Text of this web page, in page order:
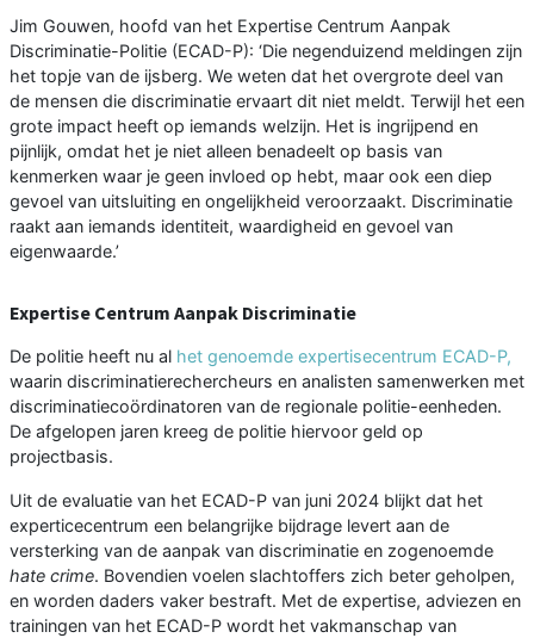
Jim Gouwen, hoofd van het Expertise Centrum Aanpak
Discriminatie-Politie (ECAD-P): ‘Die negenduizend meldingen zijn
het topje van de ijsberg. We weten dat het overgrote deel van
de mensen die discriminatie ervaart dit niet meldt. Terwijl het een
grote impact heeft op iemands welzijn. Het is ingrijpend en
pijnlijk, omdat het je niet alleen benadeelt op basis van
kenmerken waar je geen invloed op hebt, maar ook een diep
gevoel van uitsluiting en ongelijkheid veroorzaakt. Discriminatie
raakt aan iemands identiteit, waardigheid en gevoel van
eigenwaarde.’
Expertise Centrum Aanpak Discriminatie
De politie heeft nu al het genoemde expertisecentrum ECAD-P,
waarin discriminatierechercheurs en analisten samenwerken met
discriminatiecoördinatoren van de regionale politie-eenheden.
De afgelopen jaren kreeg de politie hiervoor geld op
projectbasis.
Uit de evaluatie van het ECAD-P van juni 2024 blijkt dat het
experticecentrum een belangrijke bijdrage levert aan de
versterking van de aanpak van discriminatie en zogenoemde
hate crime. Bovendien voelen slachtoffers zich beter geholpen,
en worden daders vaker bestraft. Met de expertise, adviezen en
trainingen van het ECAD-P wordt het vakmanschap van